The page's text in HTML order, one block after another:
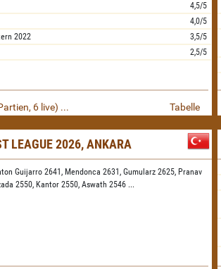
4,5/5
4,0/5
2022
3,5/5
2,5/5
6 live) ... Tabelle
LEAGUE 2026, ANKARA
Guijarro 2641, Mendonca 2631,Gumularz 2625, Pranav
2550, Kantor 2550,Aswath 2546 ...